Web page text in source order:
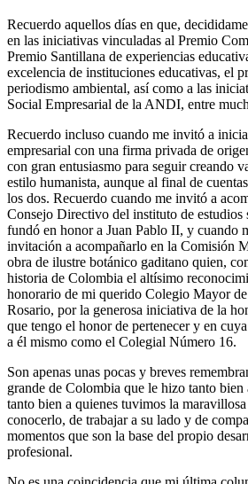
Recuerdo aquellos días en que,
en las iniciativas vinculadas al Premio
Premio Santillana de experiencias
excelencia de instituciones educativas, el
periodismo ambiental, así como a las
Social Empresarial de la ANDI, entre
Recuerdo incluso cuando me invitó a
empresarial con una firma privada de
con gran entusiasmo para seguir creando
estilo humanista, aunque al final de
los dos. Recuerdo cuando me invitó a
Consejo Directivo del instituto de estudios
fundó en honor a Juan Pablo II, y cuando
invitación a acompañarlo en la Comisión
obra de ilustre botánico gaditano quien,
historia de Colombia el altísimo
honorario de mi querido Colegio Mayor
Rosario, por la generosa iniciativa de la
que tengo el honor de pertenecer y en
a él mismo como el Colegial Número 16.
Son apenas unas pocas y breves
grande de Colombia que le hizo tanto
tanto bien a quienes tuvimos la
conocerlo, de trabajar a su lado y de
momentos que son la base del propio
profesional.